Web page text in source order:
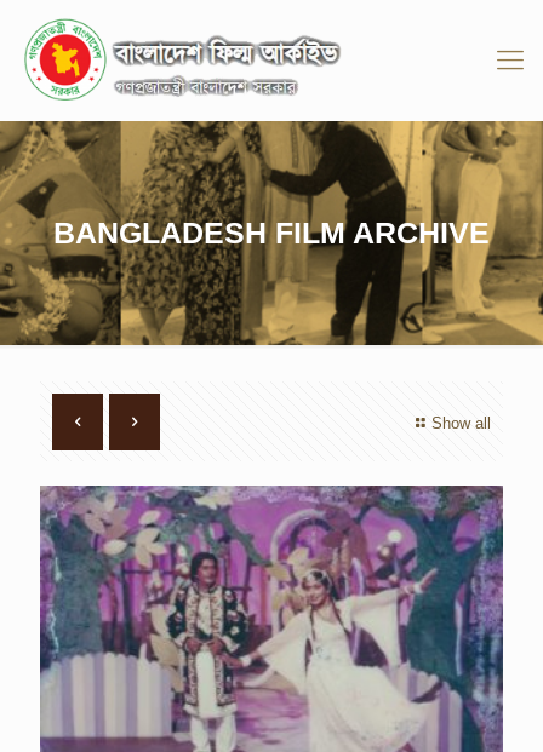
BANGLADESH FILM ARCHIVE
Show all